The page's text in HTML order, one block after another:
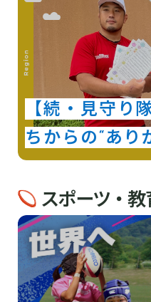
【続・見守り
ちからの“あり
スポーツ・教